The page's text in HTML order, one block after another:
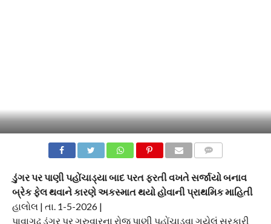
ડુંગર પર પાણી પહોંચાડ્યા બાદ પરત ફરતી વખતે સર્જાયો બનાવ
બ્રેક ફેલ થવાને કારણે અકસ્માત થયો હોવાની પ્રાથમિક માહિતી
હાલોલ | તા. 1-5-2026 |
પાવાગઢ ડુંગર પર ગુરુવારના રોજ પાણી પહોંચાડવા ગયેલું સરકારી